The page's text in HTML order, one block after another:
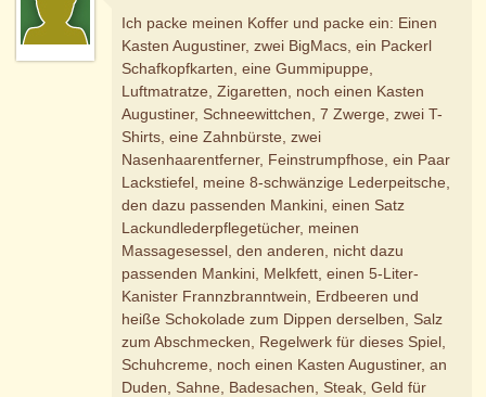
Ich packe meinen Koffer und packe ein: Einen
Kasten Augustiner, zwei BigMacs, ein Packerl
Schafkopfkarten, eine Gummipuppe,
Luftmatratze, Zigaretten, noch einen Kasten
Augustiner, Schneewittchen, 7 Zwerge, zwei T-
Shirts, eine Zahnbürste, zwei
Nasenhaarentferner, Feinstrumpfhose, ein Paar
Lackstiefel, meine 8-schwänzige Lederpeitsche,
den dazu passenden Mankini, einen Satz
Lackundlederpflegetücher, meinen
Massagesessel, den anderen, nicht dazu
passenden Mankini, Melkfett, einen 5-Liter-
Kanister Frannzbranntwein, Erdbeeren und
heiße Schokolade zum Dippen derselben, Salz
zum Abschmecken, Regelwerk für dieses Spiel,
Schuhcreme, noch einen Kasten Augustiner, an
Duden, Sahne, Badesachen, Steak, Geld für